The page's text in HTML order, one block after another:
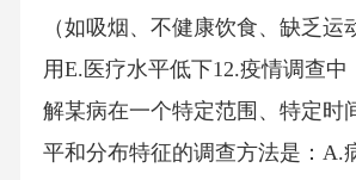
（如吸烟、不健康饮食、缺乏运
用E.医疗水平低下12.疫情调查中
解某病在一个特定范围、特定时
平和分布特征的调查方法是：A.